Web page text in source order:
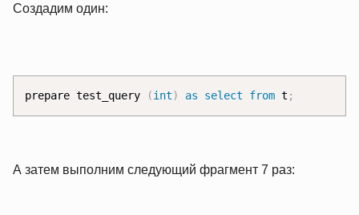
Создадим один:
prepare test_query (int) as select from t ;
А затем выполним следующий фрагмент 7 раз: